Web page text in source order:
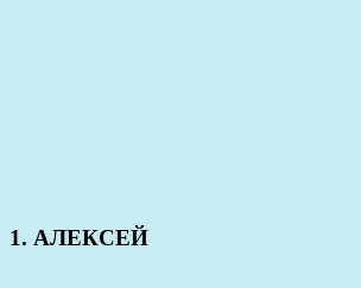
1. АЛЕКСЕЙ